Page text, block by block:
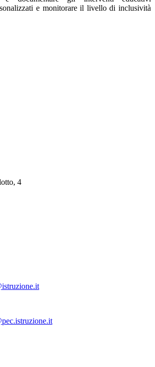
e monitorare il livello di inclusività
4